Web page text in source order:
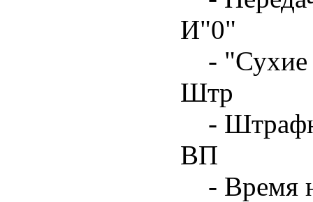
И"0"
-
Штр
-
ВП
- Время